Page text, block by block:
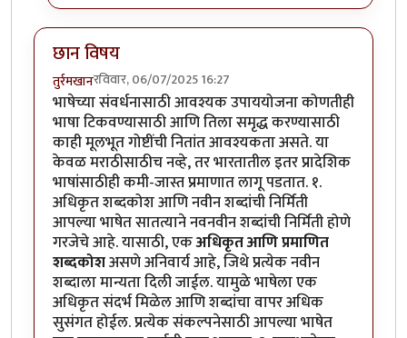
छान विषय
तुर्रमखानरविवार, 06/07/2025 16:27
भाषेच्या संवर्धनासाठी आवश्यक उपाययोजना कोणतीही
भाषा टिकवण्यासाठी आणि तिला समृद्ध करण्यासाठी
काही मूलभूत गोष्टींची नितांत आवश्यकता असते. या
केवळ मराठीसाठीच नव्हे, तर भारतातील इतर प्रादेशिक
भाषांसाठीही कमी-जास्त प्रमाणात लागू पडतात. १.
अधिकृत शब्दकोश आणि नवीन शब्दांची निर्मिती
आपल्या भाषेत सातत्याने नवनवीन शब्दांची निर्मिती होणे
गरजेचे आहे. यासाठी, एकअधिकृत आणि प्रमाणित
शब्दकोशअसणे अनिवार्य आहे, जिथे प्रत्येक नवीन
शब्दाला मान्यता दिली जाईल. यामुळे भाषेला एक
अधिकृत संदर्भ मिळेल आणि शब्दांचा वापर अधिक
सुसंगत होईल. प्रत्येक संकल्पनेसाठी आपल्या भाषेत